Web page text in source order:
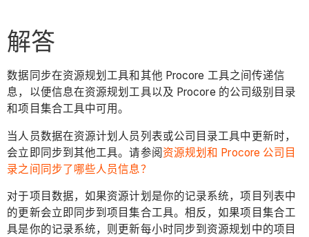
解答
数据同步在资源规划工具和其他 Procore 工具之间传递信
息，以便信息在资源规划工具以及 Procore 的公司级别目录
和项目集合工具中可用。
当人员数据在资源计划人员列表或公司目录工具中更新时，
会立即同步到其他工具。请参阅资源规划和 Procore 公司目
录之间同步了哪些人员信息？
对于项目数据，如果资源计划是你的记录系统，项目列表中
的更新会立即同步到项目集合工具。相反，如果项目集合工
具是你的记录系统，则更新每小时同步到资源规划中的项目